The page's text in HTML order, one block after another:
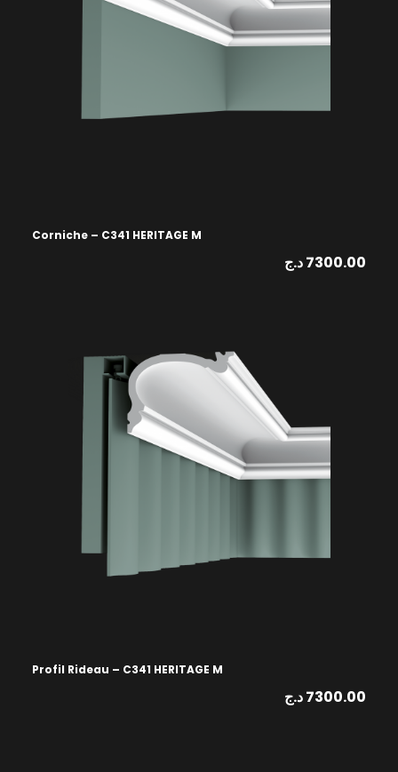
Corniche – C341 HERITAGE M
7300.00د.ج
Profil Rideau – C341 HERITAGE M
7300.00د.ج